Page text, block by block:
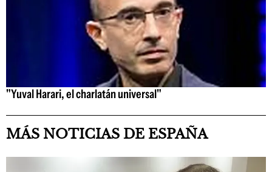
"Yuval Harari, el charlatán universal"
MÁS NOTICIAS DE ESPAÑA